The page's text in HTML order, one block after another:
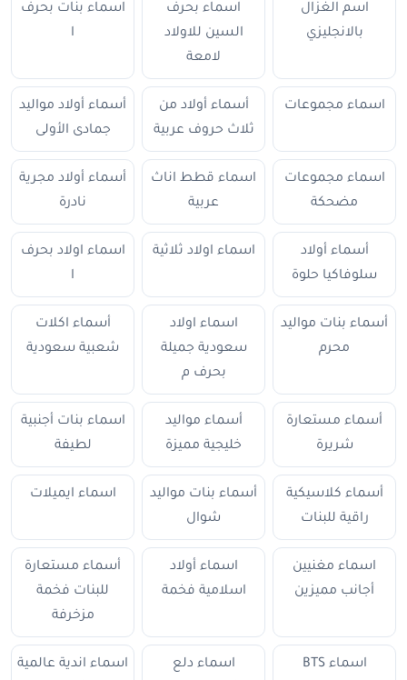
اسم الغزال
بالانجليزي
اسماء بحرف
السين للاولاد
لامعة
اسماء بنات بحرف
ا
اسماء مجموعات
أسماء أولاد من
ثلاث حروف عربية
أسماء أولاد مواليد
جمادى الأولى
اسماء مجموعات
مضحكة
اسماء قطط اناث
عربية
أسماء أولاد مجرية
نادرة
أسماء أولاد
سلوفاكيا حلوة
اسماء اولاد ثلاثية
اسماء اولاد بحرف
ا
أسماء بنات مواليد
محرم
اسماء اولاد
سعودية جميلة
بحرف م
أسماء اكلات
شعبية سعودية
أسماء مستعارة
شريرة
أسماء مواليد
خليجية مميزة
اسماء بنات أجنبية
لطيفة
أسماء كلاسيكية
راقية للبنات
أسماء بنات مواليد
شوال
اسماء ايميلات
اسماء مغنيين
أجانب مميزين
اسماء أولاد
اسلامية فخمة
أسماء مستعارة
للبنات فخمة
مزخرفة
اسماء BTS
اسماء دلع
اسماء اندية عالمية